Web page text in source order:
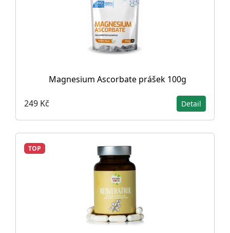
Magnesium Ascorbate prášek 100g
249 Kč Detail
TOP